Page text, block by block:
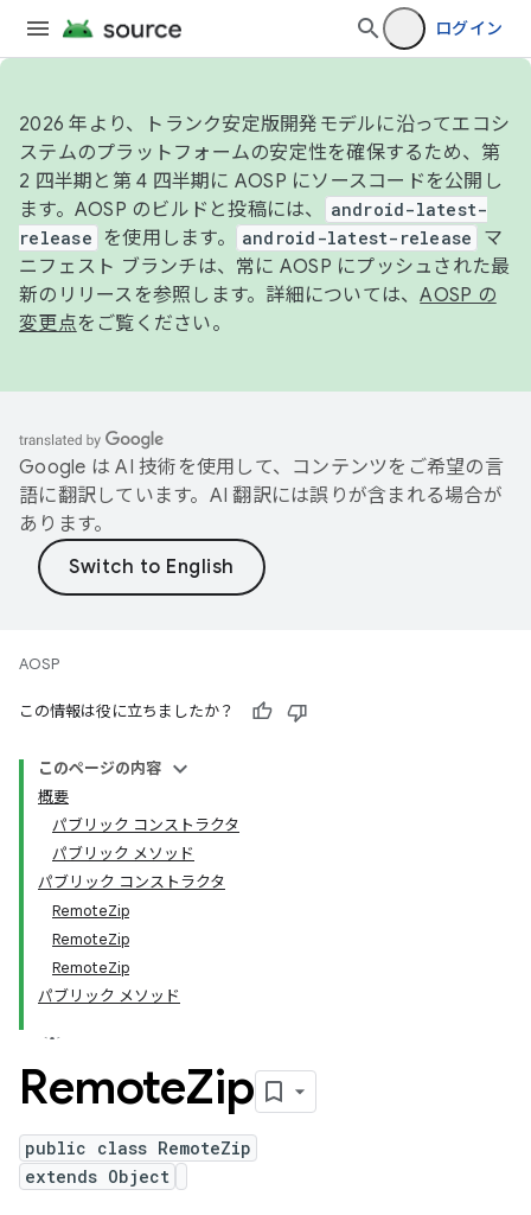
ログイン
2026 年より、トランク安定版開発モデルに沿ってエコシ
ステムのプラットフォームの安定性を確保するため、第
2 四半期と第 4 四半期に AOSP にソースコードを公開し
ます。AOSP のビルドと投稿には、
android-latest-
release
を使用します。 android-latest-release
マ
ニフェスト ブランチは、常に AOSP にプッシュされた最
新のリリースを参照します。詳細については、AOSP の
変更点をご覧ください。
Google は AI 技術を使用して、コンテンツをご希望の言
語に翻訳しています。AI 翻訳には誤りが含まれる場合が
あります。
AOSP
この情報は役に立ちましたか？
このページの内容
概要
パブリック コンストラクタ
パブリック メソッド
パブリック コンストラクタ
RemoteZip
RemoteZip
RemoteZip
パブリック メソッド
RemoteZip
public class RemoteZip
extends Object